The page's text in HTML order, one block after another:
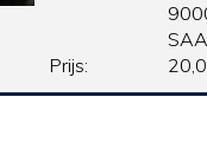
Prijs: